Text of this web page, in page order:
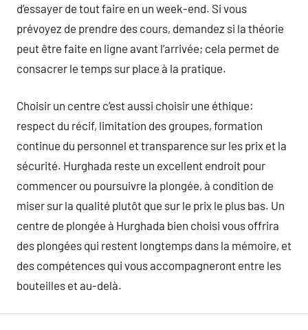
d’essayer de tout faire en un week-end. Si vous
prévoyez de prendre des cours, demandez si la théorie
peut être faite en ligne avant l’arrivée; cela permet de
consacrer le temps sur place à la pratique.
Choisir un centre c’est aussi choisir une éthique:
respect du récif, limitation des groupes, formation
continue du personnel et transparence sur les prix et la
sécurité. Hurghada reste un excellent endroit pour
commencer ou poursuivre la plongée, à condition de
miser sur la qualité plutôt que sur le prix le plus bas. Un
centre de plongée à Hurghada bien choisi vous offrira
des plongées qui restent longtemps dans la mémoire, et
des compétences qui vous accompagneront entre les
bouteilles et au-delà.